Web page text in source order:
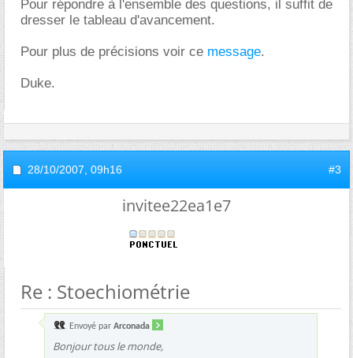
Pour répondre à l'ensemble des questions, il suffit de
dresser le tableau d'avancement.
Pour plus de précisions voir ce message.
Duke.
28/10/2007, 09h16 #3
invitee22ea1e7
Re : Stoechiométrie
Envoyé par Arconada
Bonjour tous le monde,